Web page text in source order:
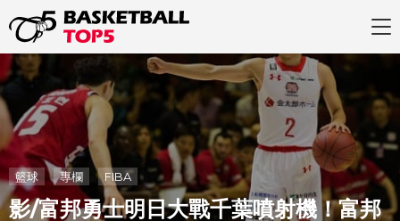
籃球 專欄 FIBA
影/富邦勇士明日大戰千葉噴射機！富邦